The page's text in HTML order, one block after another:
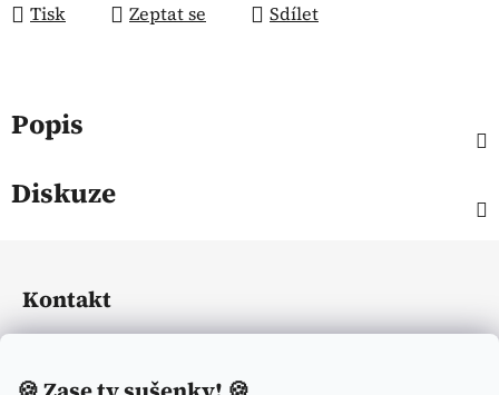
Tisk Zeptat se Sdílet
Popis
Diskuze
a
Kontakt